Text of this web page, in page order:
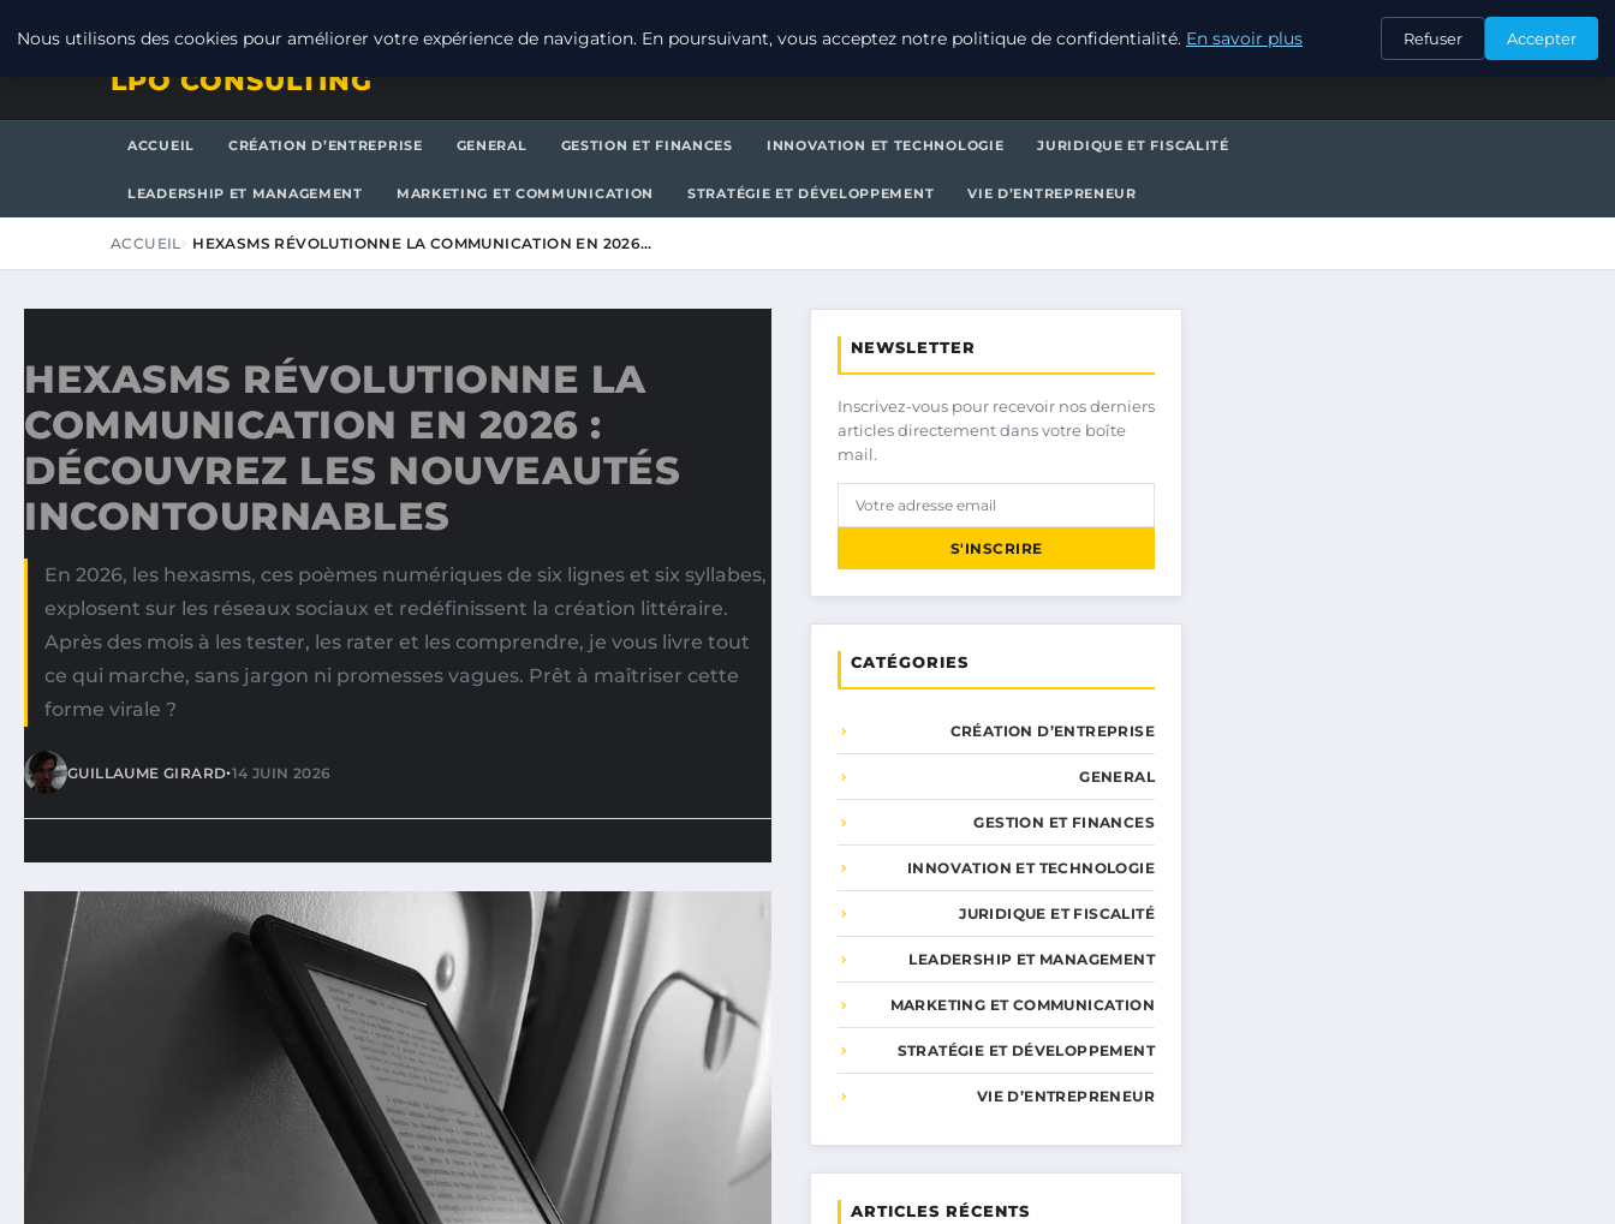
CONTACT
LPO CONSULTING
ACCUEIL CRÉATION D’ENTREPRISE GENERAL GESTION ET FINANCES INNOVATION ET TECHNOLOGIE JURIDIQUE ET FISCALITÉ
LEADERSHIP ET MANAGEMENT MARKETING ET COMMUNICATION STRATÉGIE ET DÉVELOPPEMENT VIE D’ENTREPRENEUR
ACCUEIL HEXASMS RÉVOLUTIONNE LA COMMUNICATION EN 2026…
HEXASMS RÉVOLUTIONNE LA
COMMUNICATION EN 2026 :
DÉCOUVREZ LES NOUVEAUTÉS
INCONTOURNABLES
En 2026, les hexasms, ces poèmes numériques de six lignes et six syllabes,
explosent sur les réseaux sociaux et redéfinissent la création littéraire.
Après des mois à les tester, les rater et les comprendre, je vous livre tout
ce qui marche, sans jargon ni promesses vagues. Prêt à maîtriser cette
forme virale ?
GUILLAUME GIRARD•14 JUIN 2026
NEWSLETTER
Inscrivez-vous pour recevoir nos derniers
articles directement dans votre boîte
mail.
S'INSCRIRE
CATÉGORIES
CRÉATION D’ENTREPRISE
GENERAL
GESTION ET FINANCES
INNOVATION ET TECHNOLOGIE
JURIDIQUE ET FISCALITÉ
LEADERSHIP ET MANAGEMENT
MARKETING ET COMMUNICATION
STRATÉGIE ET DÉVELOPPEMENT
VIE D’ENTREPRENEUR
ARTICLES RÉCENTS
Nous utilisons des cookies pour améliorer votre expérience de navigation. En poursuivant, vous acceptez notre politique de confidentialité. En savoir plus Refuser Accepter